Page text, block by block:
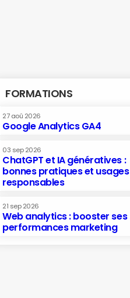
FORMATIONS
27 aoû 2026
Google Analytics GA4
03 sep 2026
ChatGPT et IA génératives :
bonnes pratiques et usages
responsables
21 sep 2026
Web analytics : booster ses
performances marketing